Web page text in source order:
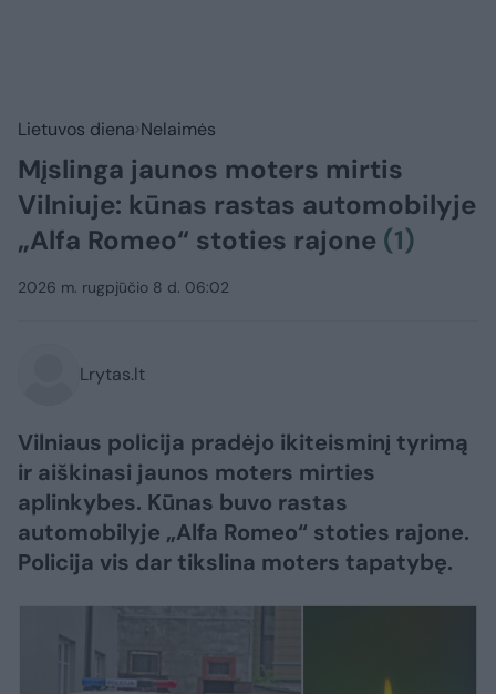
Lietuvos diena Nelaimės
Mįslinga jaunos moters mirtis
Vilniuje: kūnas rastas automobilyje
„Alfa Romeo“ stoties rajone (1)
2026 m. rugpjūčio 8 d. 06:02
Lrytas.lt
Vilniaus policija pradėjo ikiteisminį tyrimą
ir aiškinasi jaunos moters mirties
aplinkybes. Kūnas buvo rastas
automobilyje „Alfa Romeo“ stoties rajone.
Policija vis dar tikslina moters tapatybę.